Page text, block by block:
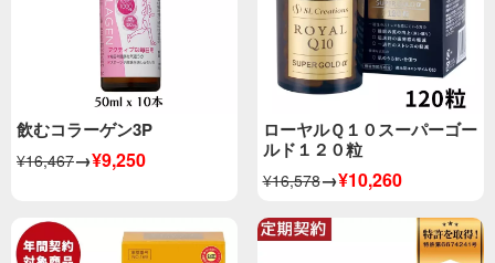
飲むコラーゲン3P
¥16,467→¥9,250
ローヤルＱ１０スーパーゴー
ルド１２０粒
¥16,578→¥10,260